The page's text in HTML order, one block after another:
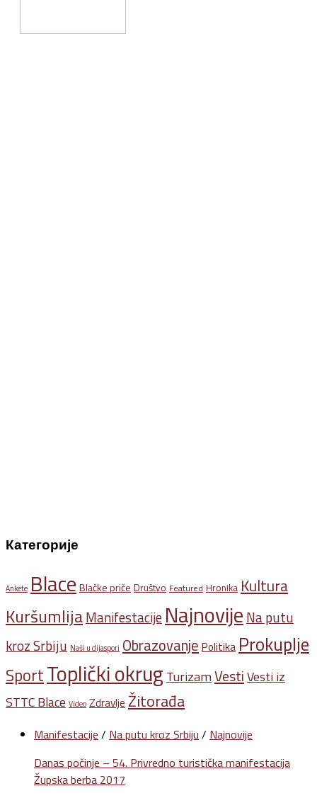
Категорије
Ankete Blace Blačke priče Društvo Featured Hronika Kultura
KuršumlijaManifestacije Najnovije Na putu
kroz Srbiju Naši u dijaspori Obrazovanje Politika Prokuplje
SportToplički okrug TurizamVestiVesti iz
STTC Blace Video Zdravlje Žitorađa
Manifestacije / Na putu kroz Srbiju / Najnovije
Danas počinje – 54. Privredno turistička manifestacija
Župska berba 2017